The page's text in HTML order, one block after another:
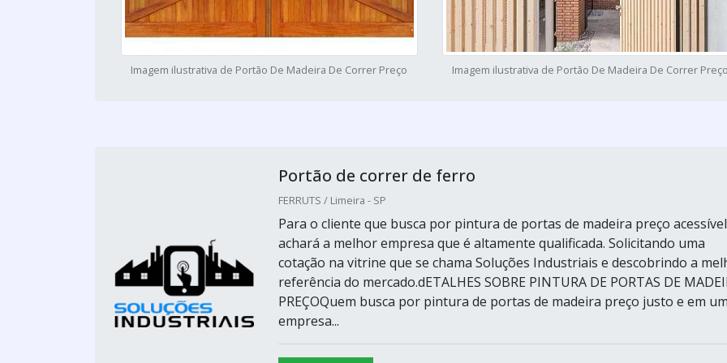
Imagem ilustrativa de Portão De Madeira De Correr Preço Imagem ilustrativa de Portão De Madeira De Correr Preço
Portão de correr de ferro
FERRUTS / Limeira - SP
Para o cliente que busca por pintura de portas de madeira preço
achará a melhor empresa que é altamente qualificada. Solicitando uma
cotação na vitrine que se chama Soluções Industriais e descobrindo a
referência do mercado.dETALHES SOBRE PINTURA DE PORTAS DE
PREÇOQuem busca por pintura de portas de madeira preço justo e em
empresa...